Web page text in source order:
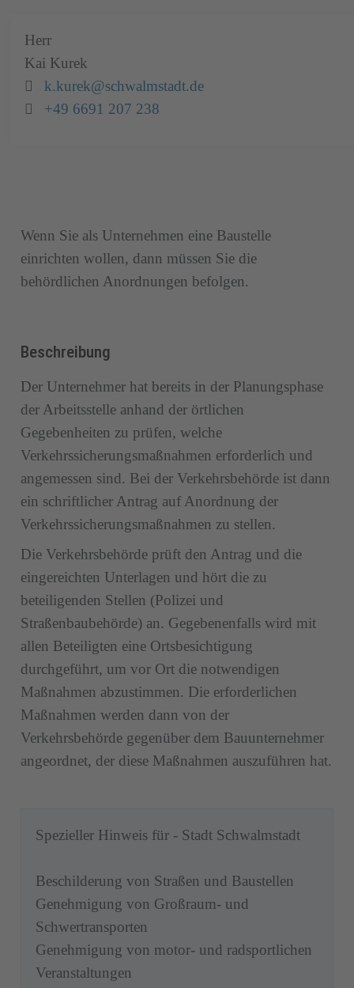
Herr
Kai Kurek
Email:
k.kurek@schwalmstadt.de
Telefon:
+49 6691 207 238
Wenn Sie als Unternehmen eine Baustelle
einrichten wollen, dann müssen Sie die
behördlichen Anordnungen befolgen.
Beschreibung
Der Unternehmer hat bereits in der Planungsphase
der Arbeitsstelle anhand der örtlichen
Gegebenheiten zu prüfen, welche
Verkehrssicherungsmaßnahmen erforderlich und
angemessen sind. Bei der Verkehrsbehörde ist dann
ein schriftlicher Antrag auf Anordnung der
Verkehrssicherungsmaßnahmen zu stellen.
Die Verkehrsbehörde prüft den Antrag und die
eingereichten Unterlagen und hört die zu
beteiligenden Stellen (Polizei und
Straßenbaubehörde) an. Gegebenenfalls wird mit
allen Beteiligten eine Ortsbesichtigung
durchgeführt, um vor Ort die notwendigen
Maßnahmen abzustimmen. Die erforderlichen
Maßnahmen werden dann von der
Verkehrsbehörde gegenüber dem Bauunternehmer
angeordnet, der diese Maßnahmen auszuführen hat.
Spezieller Hinweis für - Stadt Schwalmstadt
Beschilderung von Straßen und Baustellen
Genehmigung von Großraum- und
Schwertransporten
Genehmigung von motor- und radsportlichen
Veranstaltungen